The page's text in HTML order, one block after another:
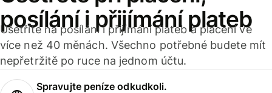
posílání i přijímání plateb
Ušetříte na posílání i přijímání plateb a placení ve
více než 40 měnách. Všechno potřebné budete mít
nepřetržitě po ruce na jednom účtu.
Spravujte peníze odkudkoli.